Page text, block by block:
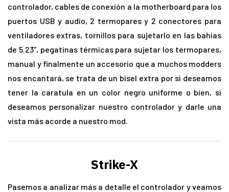
controlador, cables de conexión a la motherboard para los
puertos USB y audio, 2 termopares y 2 conectores para
ventiladores extras, tornillos para sujetarlo en las bahías
de 5.23″, pegatinas térmicas para sujetar los termopares,
manual y finalmente un accesorio que a muchos modders
nos encantará, se trata de un bisel extra por si deseamos
tener la caratula en un color negro uniforme o bien, si
deseamos personalizar nuestro controlador y darle una
vista más acorde a nuestro mod.
Strike-X
Pasemos a analizar más a detalle el controlador y veamos